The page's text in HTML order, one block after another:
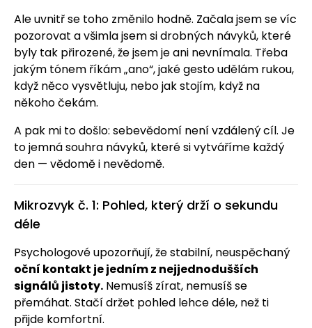
Ale uvnitř se toho změnilo hodně. Začala jsem se víc
pozorovat a všimla jsem si drobných návyků, které
byly tak přirozené, že jsem je ani nevnímala. Třeba
jakým tónem říkám „ano“, jaké gesto udělám rukou,
když něco vysvětluju, nebo jak stojím, když na
někoho čekám.
A pak mi to došlo: sebevědomí není vzdálený cíl. Je
to jemná souhra návyků, které si vytváříme každý
den — vědomě i nevědomě.
Mikrozvyk č. 1: Pohled, který drží o sekundu
déle
Psychologové upozorňují, že stabilní, neuspěchaný
oční kontakt je jedním z nejjednodušších
signálů jistoty. Nemusíš zírat, nemusíš se
přemáhat. Stačí držet pohled lehce déle, než ti
přijde komfortní.